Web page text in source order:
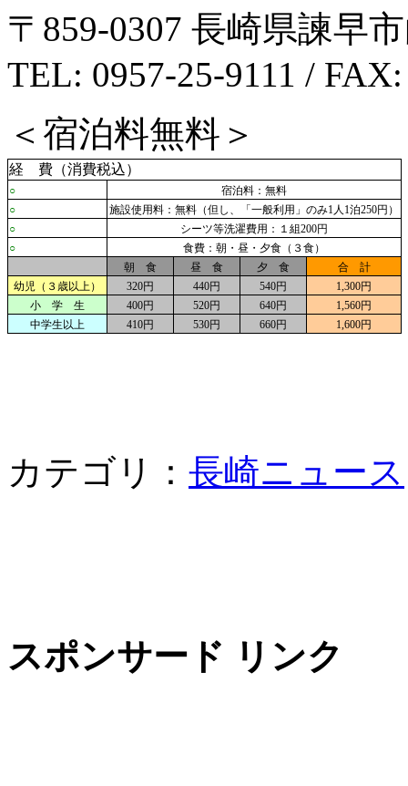
〒859-0307 長崎県諫早
TEL: 0957-25-9111 /
＜宿泊料無料＞
経 費（消費税込）
○
宿泊料：無料
○
施設使用料：無料（但し、「一般利用」のみ1人 1泊250円）
○
シーツ等洗濯費用：１組200円
○
食費：朝・昼・夕食（３食）
朝 食
昼 食 夕 食
合 計
幼児（３歳以上）
320円 440円 540円 1,300円
小 学 生
400円 520円 640円 1,560円
中学生以上
410円 530円 660円 1,600円
カテゴリ： 長崎ニュース
スポンサード リンク